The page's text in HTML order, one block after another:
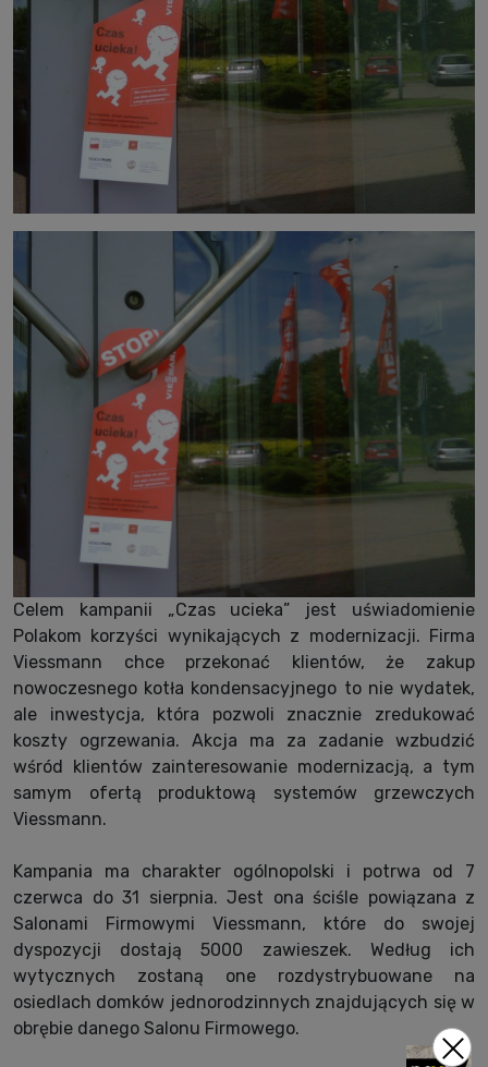
Celem kampanii „Czas ucieka” jest uświadomienie
Polakom korzyści wynikających z modernizacji. Firma
Viessmann chce przekonać klientów, że zakup
nowoczesnego kotła kondensacyjnego to nie wydatek,
ale inwestycja, która pozwoli znacznie zredukować
koszty ogrzewania. Akcja ma za zadanie wzbudzić
wśród klientów zainteresowanie modernizacją, a tym
samym ofertą produktową systemów grzewczych
Viessmann.
Kampania ma charakter ogólnopolski i potrwa od 7
czerwca do 31 sierpnia. Jest ona ściśle powiązana z
Salonami Firmowymi Viessmann, które do swojej
dyspozycji dostają 5000 zawieszek. Według ich
wytycznych zostaną one rozdystrybuowane na
osiedlach domków jednorodzinnych znajdujących się w
obrębie danego Salonu Firmowego.